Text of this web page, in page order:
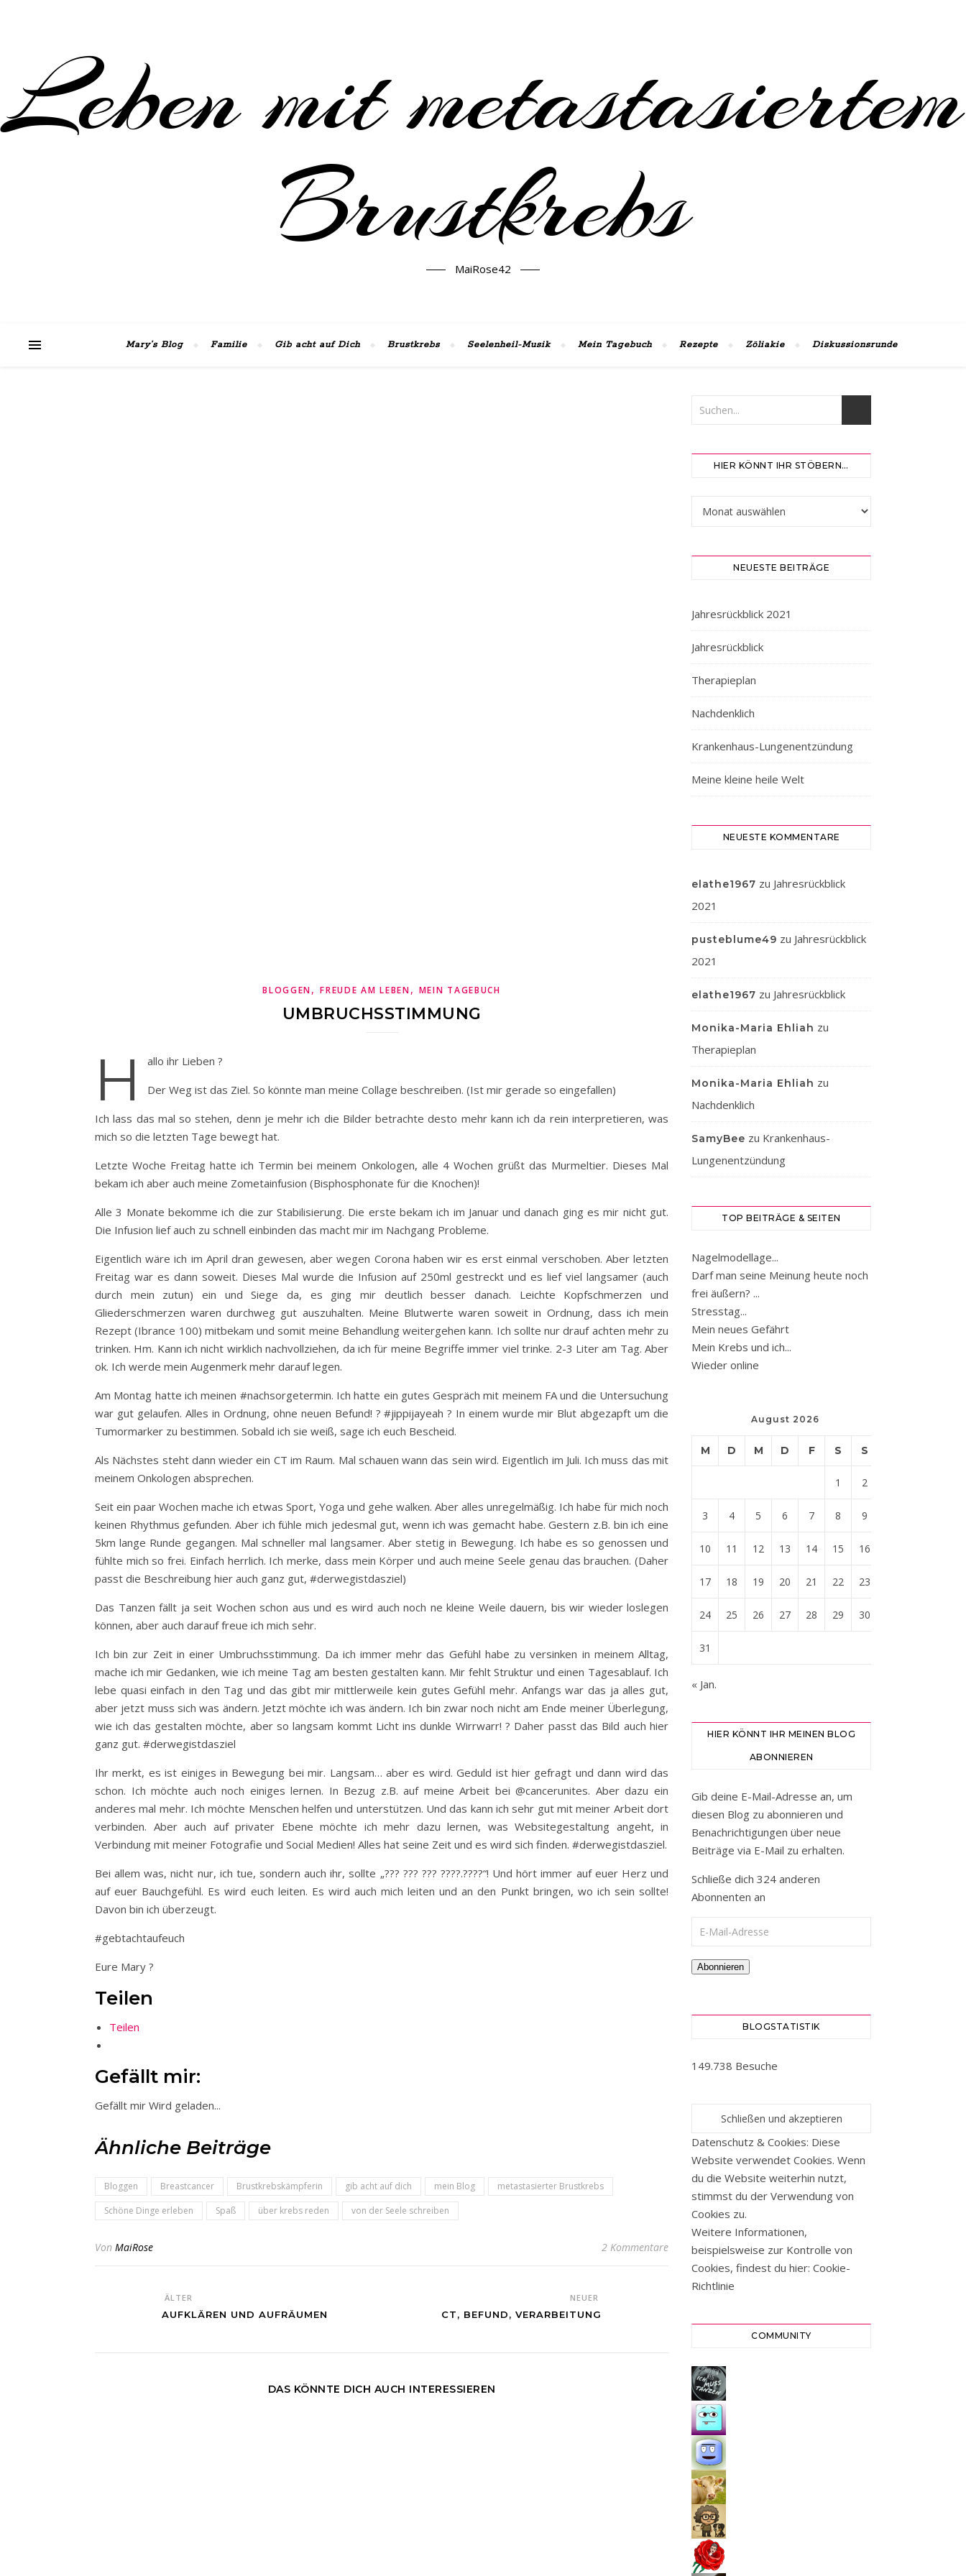
Leben mit metastasiertem
Brustkrebs
MaiRose42
Mary’s Blog Familie Gib acht auf Dich Brustkrebs Seelenheil-Musik Mein Tagebuch Rezepte Zöliakie Diskussionsrunde
BLOGGEN,FREUDE AM LEBEN, MEIN TAGEBUCH
UMBRUCHSSTIMMUNG
H
allo ihr Lieben ?
Der Weg ist das Ziel. So könnte man meine Collage beschreiben. (Ist mir gerade so eingefallen)
Ich lass das mal so stehen, denn je mehr ich die Bilder betrachte desto mehr kann ich da rein interpretieren, was
mich so die letzten Tage bewegt hat.
Letzte Woche Freitag hatte ich Termin bei meinem Onkologen, alle 4 Wochen grüßt das Murmeltier. Dieses Mal
bekam ich aber auch meine Zometainfusion (Bisphosphonate für die Knochen)!
Alle 3 Monate bekomme ich die zur Stabilisierung. Die erste bekam ich im Januar und danach ging es mir nicht gut.
Die Infusion lief auch zu schnell einbinden das macht mir im Nachgang Probleme.
Eigentlich wäre ich im April dran gewesen, aber wegen Corona haben wir es erst einmal verschoben. Aber letzten
Freitag war es dann soweit. Dieses Mal wurde die Infusion auf 250ml gestreckt und es lief viel langsamer (auch
durch mein zutun) ein und Siege da, es ging mir deutlich besser danach. Leichte Kopfschmerzen und
Gliederschmerzen waren durchweg gut auszuhalten. Meine Blutwerte waren soweit in Ordnung, dass ich mein
Rezept (Ibrance 100) mitbekam und somit meine Behandlung weitergehen kann. Ich sollte nur drauf achten mehr zu
trinken. Hm. Kann ich nicht wirklich nachvollziehen, da ich für meine Begriffe immer viel trinke. 2-3 Liter am Tag. Aber
ok. Ich werde mein Augenmerk mehr darauf legen.
Am Montag hatte ich meinen #nachsorgetermin. Ich hatte ein gutes Gespräch mit meinem FA und die Untersuchung
war gut gelaufen. Alles in Ordnung, ohne neuen Befund! ? #jippijayeah ? In einem wurde mir Blut abgezapft um die
Tumormarker zu bestimmen. Sobald ich sie weiß, sage ich euch Bescheid.
Als Nächstes steht dann wieder ein CT im Raum. Mal schauen wann das sein wird. Eigentlich im Juli. Ich muss das mit
meinem Onkologen absprechen.
Seit ein paar Wochen mache ich etwas Sport, Yoga und gehe walken. Aber alles unregelmäßig. Ich habe für mich noch
keinen Rhythmus gefunden. Aber ich fühle mich jedesmal gut, wenn ich was gemacht habe. Gestern z.B. bin ich eine
5km lange Runde gegangen. Mal schneller mal langsamer. Aber stetig in Bewegung. Ich habe es so genossen und
fühlte mich so frei. Einfach herrlich. Ich merke, dass mein Körper und auch meine Seele genau das brauchen. (Daher
passt die Beschreibung hier auch ganz gut, #derwegistdasziel)
Das Tanzen fällt ja seit Wochen schon aus und es wird auch noch ne kleine Weile dauern, bis wir wieder loslegen
können, aber auch darauf freue ich mich sehr.
Ich bin zur Zeit in einer Umbruchsstimmung. Da ich immer mehr das Gefühl habe zu versinken in meinem Alltag,
mache ich mir Gedanken, wie ich meine Tag am besten gestalten kann. Mir fehlt Struktur und einen Tagesablauf. Ich
lebe quasi einfach in den Tag und das gibt mir mittlerweile kein gutes Gefühl mehr. Anfangs war das ja alles gut,
aber jetzt muss sich was ändern. Jetzt möchte ich was ändern. Ich bin zwar noch nicht am Ende meiner Überlegung,
wie ich das gestalten möchte, aber so langsam kommt Licht ins dunkle Wirrwarr! ? Daher passt das Bild auch hier
ganz gut. #derwegistdasziel
Ihr merkt, es ist einiges in Bewegung bei mir. Langsam… aber es wird. Geduld ist hier gefragt und dann wird das
schon. Ich möchte auch noch einiges lernen. In Bezug z.B. auf meine Arbeit bei @cancerunites. Aber dazu ein
anderes mal mehr. Ich möchte Menschen helfen und unterstützen. Und das kann ich sehr gut mit meiner Arbeit dort
verbinden. Aber auch auf privater Ebene möchte ich mehr dazu lernen, was Websitegestaltung angeht, in
Verbindung mit meiner Fotografie und Social Medien! Alles hat seine Zeit und es wird sich finden. #derwegistdasziel.
Bei allem was, nicht nur, ich tue, sondern auch ihr, sollte „??? ??? ??? ????.????“! Und hört immer auf euer Herz und
auf euer Bauchgefühl. Es wird euch leiten. Es wird auch mich leiten und an den Punkt bringen, wo ich sein sollte!
Davon bin ich überzeugt.
#gebtachtaufeuch
Eure Mary ?
Teilen
Teilen
Gefällt mir:
Gefällt mir Wird geladen...
Ähnliche Beiträge
Bloggen Breastcancer Brustkrebskämpferin gib acht auf dich mein Blog
metastasierter Brustkrebs
Schöne Dinge erleben
Spaß über krebs reden von der Seele schreiben
Von MaiRose 2 Kommentare
ÄLTER
AUFKLÄREN UND AUFRÄUMEN
NEUER
CT, BEFUND, VERARBEITUNG
DAS KÖNNTE DICH AUCH INTERESSIEREN
HIER KÖNNT IHR STÖBERN…
Hier könnt ihr stöbern…
NEUESTE BEITRÄGE
Jahresrückblick 2021
Jahresrückblick
Therapieplan
Nachdenklich
Krankenhaus-Lungenentzündung
Meine kleine heile Welt
NEUESTE KOMMENTARE
elathe1967 zu Jahresrückblick
2021
pusteblume49 zu Jahresrückblick
2021
elathe1967 zu Jahresrückblick
Monika-Maria Ehliah zu
Therapieplan
Monika-Maria Ehliah zu
Nachdenklich
SamyBee zu Krankenhaus-
Lungenentzündung
TOP BEITRÄGE & SEITEN
Nagelmodellage...
Darf man seine Meinung heute noch
frei äußern? ...
Stresstag...
Mein neues Gefährt
Mein Krebs und ich...
Wieder online
August 2026
M D M D F S S
1 2
3 4 5 6 7 8 9
10 11 12 13 14 15 16
17 18 19 20 21 22 23
24 25 26 27 28 29 30
31
« Jan.
HIER KÖNNT IHR MEINEN BLOG
ABONNIEREN
Gib deine E-Mail-Adresse an, um
diesen Blog zu abonnieren und
Benachrichtigungen über neue
Beiträge via E-Mail zu erhalten.
Schließe dich 324 anderen
Abonnenten an
E-Mail-Adresse
Abonnieren
BLOGSTATISTIK
149.738 Besuche
Datenschutz & Cookies: Diese
Website verwendet Cookies. Wenn
du die Website weiterhin nutzt,
stimmst du der Verwendung von
Cookies zu.
Weitere Informationen,
beispielsweise zur Kontrolle von
Cookies, findest du hier: Cookie-
Richtlinie
COMMUNITY